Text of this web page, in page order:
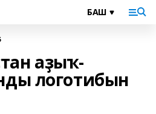
аҙыҡ-
логотибын